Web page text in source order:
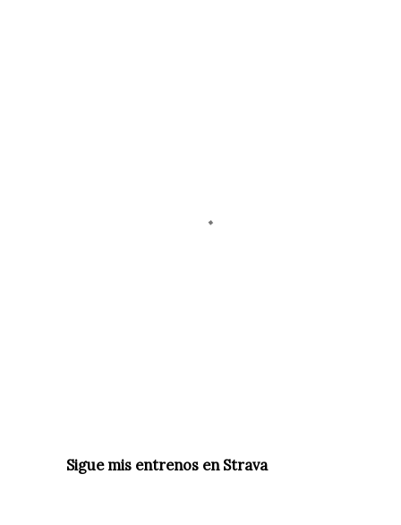
Sigue mis entrenos en Strava